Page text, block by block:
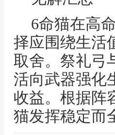
6命猫在高
择应围绕生活
取舍。祭礼弓
活向武器强化
收益。根据阵
猫发挥稳定而